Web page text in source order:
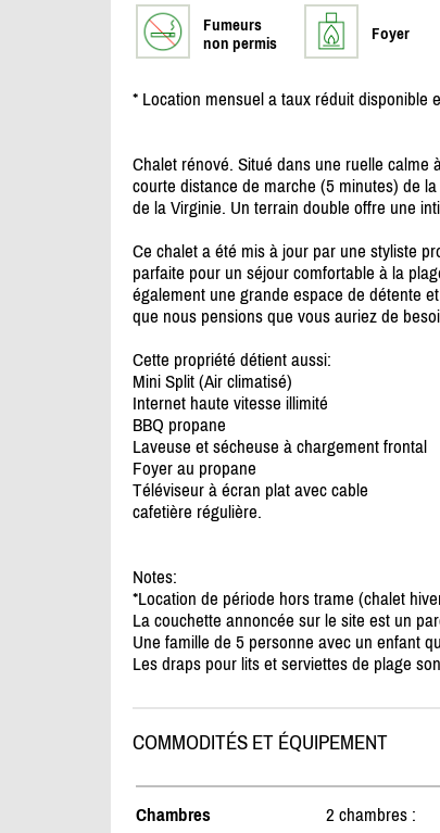
Fumeurs
non permis
Foyer
* Location mensuel a taux réduit disponible
Chalet rénové. Situé dans une ruelle calme
courte distance de marche (5 minutes) de
de la Virginie. Un terrain double offre une
Ce chalet a été mis à jour par une styliste
parfaite pour un séjour comfortable à la
également une grande espace de détente
que nous pensions que vous auriez de
Cette propriété détient aussi:
Mini Split (Air climatisé)
Internet haute vitesse illimité
BBQ propane
Laveuse et sécheuse à chargement frontal
Foyer au propane
Téléviseur à écran plat avec cable
cafetière régulière.
Notes:
*Location de période hors trame (chalet
La couchette annoncée sur le site est un
Une famille de 5 personne avec un enfant
Les draps pour lits et serviettes de plage
COMMODITÉS ET ÉQUIPEMENT
Chambres
2 chambres :